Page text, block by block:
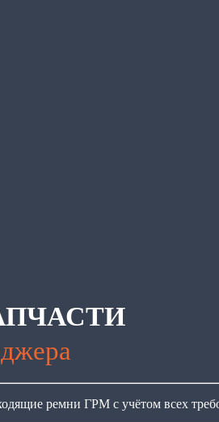
ремни ГРМ с учётом всех